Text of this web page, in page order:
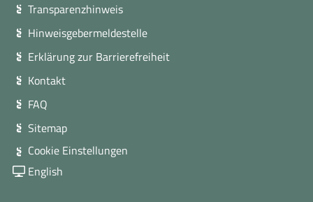
Transparenzhinweis
Hinweisgebermeldestelle
Erklärung zur Barrierefreiheit
Kontakt
FAQ
Sitemap
Cookie Einstellungen
English